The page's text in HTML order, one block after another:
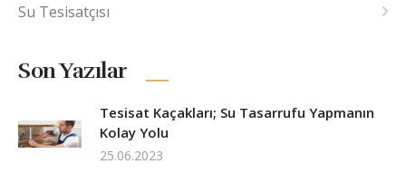
Su Tesisatçısı
Son Yazılar
Tesisat Kaçakları; Su Tasarrufu Yapmanın
Kolay Yolu
25.06.2023